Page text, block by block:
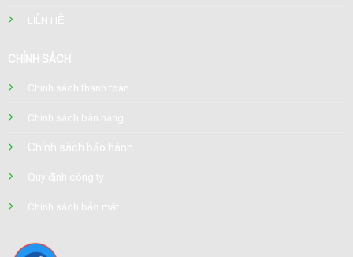
LIÊN HỆ
CHÍNH SÁCH
Chính sách thanh toán
Chính sách bán hàng
Chính sách bảo hành
Quy định công ty
Chính sách bảo mật